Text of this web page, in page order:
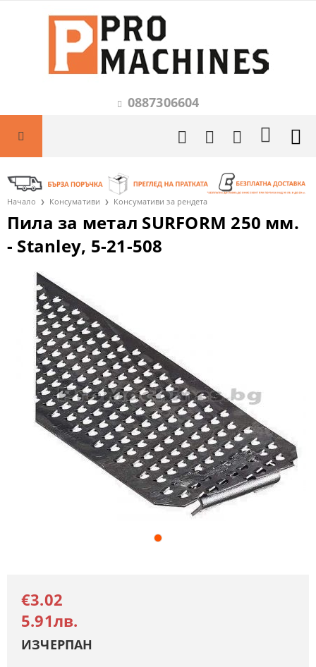
0887306604
Начало Консумативи Консумативи за рендета
Пила за метал SURFORM 250 мм.
- Stanley, 5-21-508
€3.02
5.91лв.
ИЗЧЕРПАН